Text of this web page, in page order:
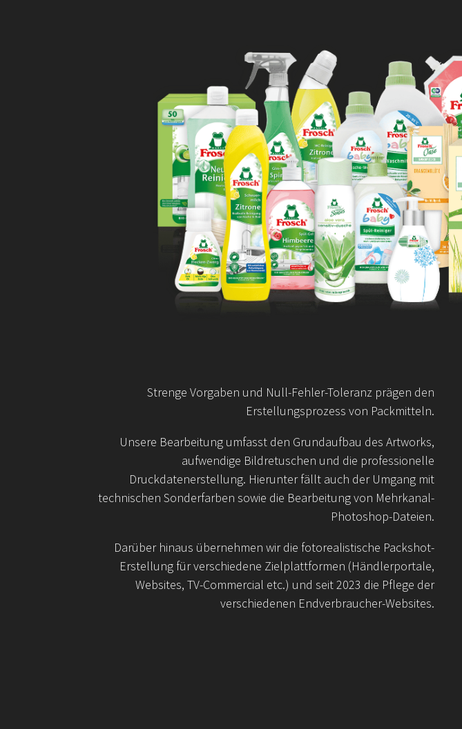
Strenge Vorgaben und Null-Fehler-Toleranz prägen den
Erstellungsprozess von Packmitteln.
Unsere Bearbeitung umfasst den Grundaufbau des Artworks,
aufwendige Bildretuschen und die professionelle
Druckdatenerstellung. Hierunter fällt auch der Umgang mit
technischen Sonderfarben sowie die Bearbeitung von Mehr­kanal-
Photoshop-Dateien.
Darüber hinaus übernehmen wir die fotorealistische Packshot-
Erstellung für verschiedene Zielplattformen (Händlerportale,
Websites, TV-Commercial etc.) und seit 2023 die Pflege der
verschiedenen Endverbraucher-Websites.